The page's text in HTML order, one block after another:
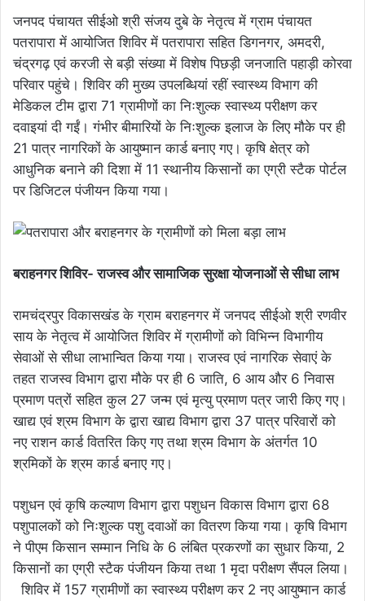
जनपद पंचायत सीईओ श्री संजय दुबे के नेतृत्व में ग्राम पंचायत
पतरापारा में आयोजित शिविर में पतरापारा सहित डिगनगर, अमदरी,
चंद्रगढ़ एवं करजी से बड़ी संख्या में विशेष पिछड़ी जनजाति पहाड़ी कोरवा
परिवार पहुंचे। शिविर की मुख्य उपलब्धियां रहीं स्वास्थ्य विभाग की
मेडिकल टीम द्वारा 71 ग्रामीणों का निःशुल्क स्वास्थ्य परीक्षण कर
दवाइयां दी गईं। गंभीर बीमारियों के निःशुल्क इलाज के लिए मौके पर ही
21 पात्र नागरिकों के आयुष्मान कार्ड बनाए गए। कृषि क्षेत्र को
आधुनिक बनाने की दिशा में 11 स्थानीय किसानों का एग्री स्टैक पोर्टल
पर डिजिटल पंजीयन किया गया।
बराहनगर शिविर- राजस्व और सामाजिक सुरक्षा योजनाओं से सीधा लाभ
रामचंद्रपुर विकासखंड के ग्राम बराहनगर में जनपद सीईओ श्री रणवीर
साय के नेतृत्व में आयोजित शिविर में ग्रामीणों को विभिन्न विभागीय
सेवाओं से सीधा लाभान्वित किया गया। राजस्व एवं नागरिक सेवाएं के
तहत राजस्व विभाग द्वारा मौके पर ही 6 जाति, 6 आय और 6 निवास
प्रमाण पत्रों सहित कुल 27 जन्म एवं मृत्यु प्रमाण पत्र जारी किए गए।
खाद्य एवं श्रम विभाग के द्वारा खाद्य विभाग द्वारा 37 पात्र परिवारों को
नए राशन कार्ड वितरित किए गए तथा श्रम विभाग के अंतर्गत 10
श्रमिकों के श्रम कार्ड बनाए गए।
पशुधन एवं कृषि कल्याण विभाग द्वारा पशुधन विकास विभाग द्वारा 68
पशुपालकों को निःशुल्क पशु दवाओं का वितरण किया गया। कृषि विभाग
ने पीएम किसान सम्मान निधि के 6 लंबित प्रकरणों का सुधार किया, 2
किसानों का एग्री स्टैक पंजीयन किया तथा 1 मृदा परीक्षण सैंपल लिया।
शिविर में 157 ग्रामीणों का स्वास्थ्य परीक्षण कर 2 नए आयुष्मान कार्ड